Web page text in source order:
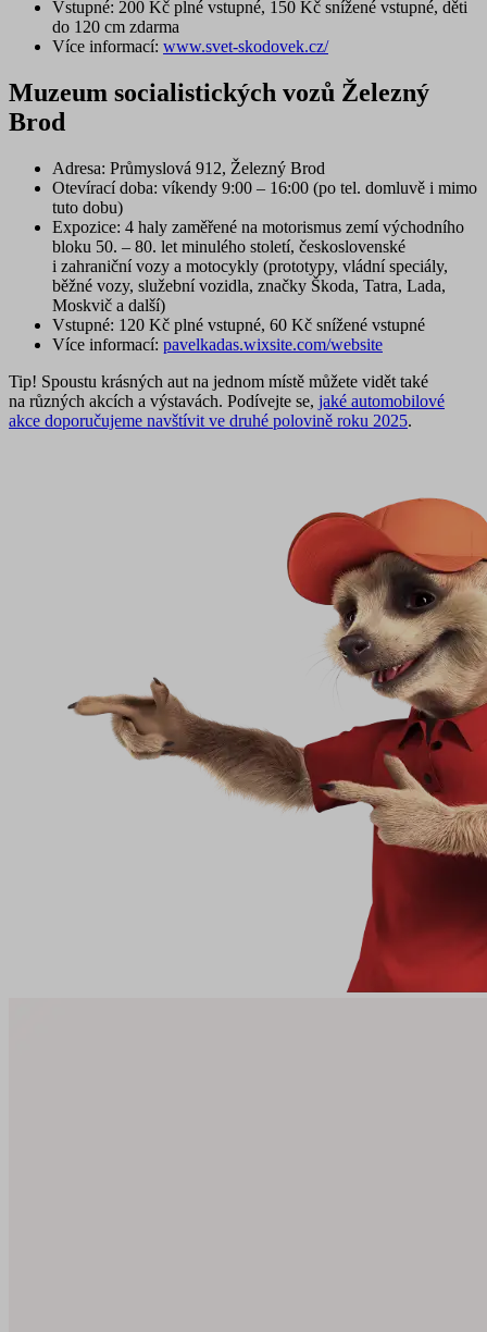
Vstupné: 200 Kč plné vstupné, 150 Kč snížené vstupné, děti
do 120 cm zdarma
Více informací: www.svet-skodovek.cz/
Muzeum socialistických vozů Železný
Brod
Adresa: Průmyslová 912, Železný Brod
Otevírací doba: víkendy 9:00 – 16:00 (po tel. domluvě i mimo
tuto dobu)
Expozice: 4 haly zaměřené na motorismus zemí východního
bloku 50. – 80. let minulého století, československé
i zahraniční vozy a motocykly (prototypy, vládní speciály,
běžné vozy, služební vozidla, značky Škoda, Tatra, Lada,
Moskvič a další)
Vstupné: 120 Kč plné vstupné, 60 Kč snížené vstupné
Více informací: pavelkadas.wixsite.com/website
Tip! Spoustu krásných aut na jednom místě můžete vidět také
na různých akcích a výstavách. Podívejte se, jaké automobilové
akce doporučujeme navštívit ve druhé polovině roku 2025.